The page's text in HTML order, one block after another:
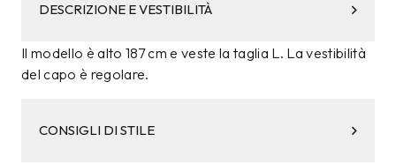
DESCRIZIONE E VESTIBILITÀ
Il modello è alto 187 cm e veste la taglia L. La vestibilità
del capo è regolare.
CONSIGLI DI STILE